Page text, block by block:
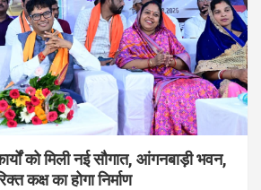
को मिली नई सौगात, आंगनबाड़ी भवन,
कक्ष का होगा निर्माण